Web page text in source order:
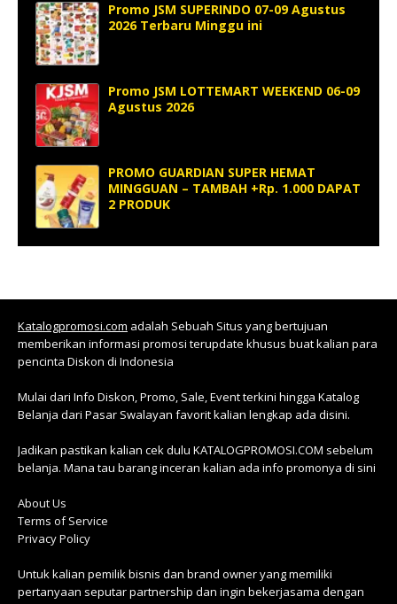
Promo JSM SUPERINDO 07-09 Agustus
2026 Terbaru Minggu ini
Promo JSM LOTTEMART WEEKEND 06-09
Agustus 2026
PROMO GUARDIAN SUPER HEMAT
MINGGUAN – TAMBAH +Rp. 1.000 DAPAT
2 PRODUK
Katalogpromosi.com adalah Sebuah Situs yang bertujuan
memberikan informasi promosi terupdate khusus buat kalian para
pencinta Diskon di Indonesia
Mulai dari Info Diskon, Promo, Sale, Event terkini hingga Katalog
Belanja dari Pasar Swalayan favorit kalian lengkap ada disini.
Jadikan pastikan kalian cek dulu KATALOGPROMOSI.COM sebelum
belanja. Mana tau barang inceran kalian ada info promonya di sini
About Us
Terms of Service
Privacy Policy
Untuk kalian pemilik bisnis dan brand owner yang memiliki
pertanyaan seputar partnership dan ingin bekerjasama dengan